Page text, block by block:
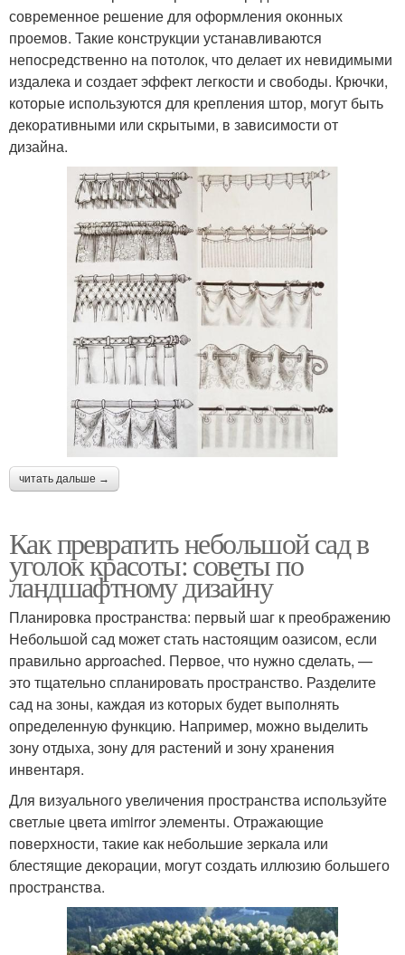
современное решение для оформления оконных
проемов. Такие конструкции устанавливаются
непосредственно на потолок, что делает их невидимыми
издалека и создает эффект легкости и свободы. Крючки,
которые используются для крепления штор, могут быть
декоративными или скрытыми, в зависимости от
дизайна.
читать дальше →
Как превратить небольшой сад в
уголок красоты: советы по
ландшафтному дизайну
Планировка пространства: первый шаг к преображению
Небольшой сад может стать настоящим оазисом, если
правильно approached. Первое, что нужно сделать, —
это тщательно спланировать пространство. Разделите
сад на зоны, каждая из которых будет выполнять
определенную функцию. Например, можно выделить
зону отдыха, зону для растений и зону хранения
инвентаря.
Для визуального увеличения пространства используйте
светлые цвета иmirror элементы. Отражающие
поверхности, такие как небольшие зеркала или
блестящие декорации, могут создать иллюзию большего
пространства.